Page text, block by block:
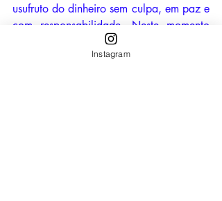
usufruto do dinheiro sem culpa, em paz e
com responsabilidade. Neste momento
todos sentiram se amplificar o senso de
merecimento e o prazer pela vida.
Instagram